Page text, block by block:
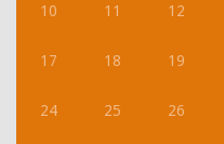
10 11 12
17 18 19
24 25 26